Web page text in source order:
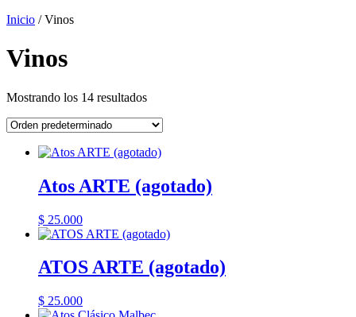
Inicio / Vinos
Vinos
Mostrando los 14 resultados
Atos ARTE (agotado)
$ 25.000
ATOS ARTE (agotado)
$ 25.000